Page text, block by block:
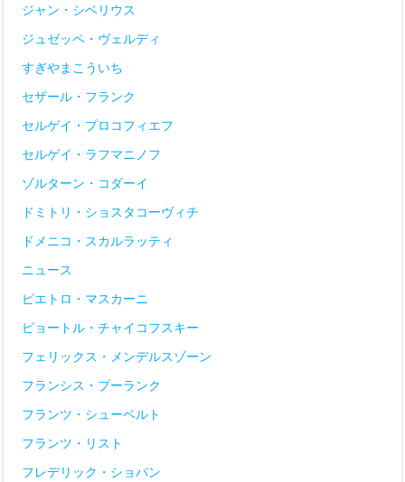
ジャン・シベリウス
ジュゼッペ・ヴェルディ
すぎやまこういち
セザール・フランク
セルゲイ・プロコフィエフ
セルゲイ・ラフマニノフ
ゾルターン・コダーイ
ドミトリ・ショスタコーヴィチ
ドメニコ・スカルラッティ
ニュース
ピエトロ・マスカーニ
ピョートル・チャイコフスキー
フェリックス・メンデルスゾーン
フランシス・プーランク
フランツ・シューベルト
フランツ・リスト
フレデリック・ショパン